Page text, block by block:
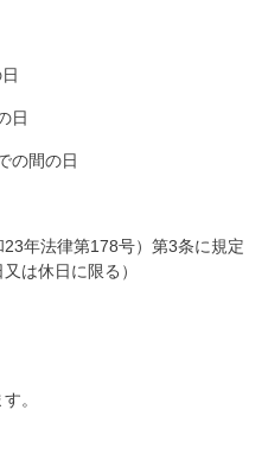
日
の間の日
年法律第178号）第3条に規定
は休日に限る）
。